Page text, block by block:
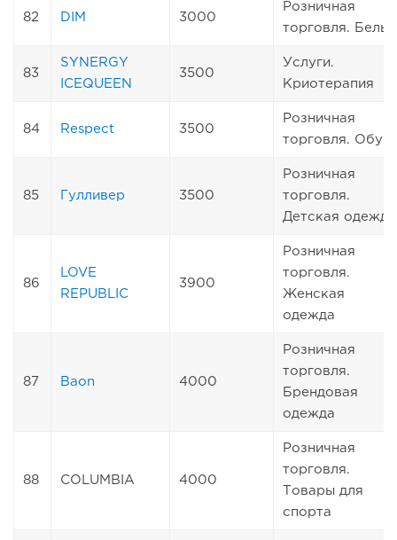
82 DIM 3000
Розничная
торговля. Белье
83
SYNERGY
ICEQUEEN
3500
Услуги.
Криотерапия
84 Respect 3500
Розничная
торговля. Обувь
85 Гулливер 3500
Розничная
торговля.
Детская одежда
86
LOVE
REPUBLIC
3900
Розничная
торговля.
Женская
одежда
87 Baon 4000
Розничная
торговля.
Брендовая
одежда
88 COLUMBIA 4000
Розничная
торговля.
Товары для
спорта